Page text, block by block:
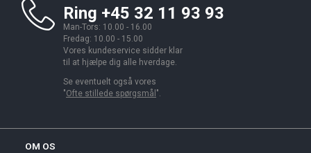
Ring +45 32 11 93 93
Man-Tors: 10.00 - 16.00
Fredag: 10.00 - 15.00
Vores kundeservice sidder klar
til at hjælpe dig alle hverdage.
Se eventuelt også vores
"Ofte stillede spørgsmål ".
OM OS